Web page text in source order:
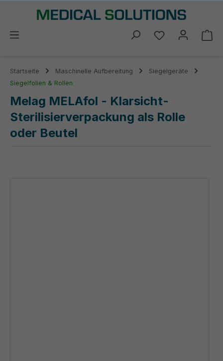
springen
Du hast 0
Startseite Maschinelle Aufbereitung
Siegelgeräte
Siegelfolien & Rollen
Melag MELAfol - Klarsicht-
Sterilisierverpackung als Rolle
oder Beutel